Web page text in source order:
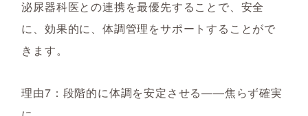
泌尿器科医との連携を最優先することで、安全
に、効果的に、体調管理をサポートすることがで
きます。
理由7：段階的に体調を安定させる――焦らず確実